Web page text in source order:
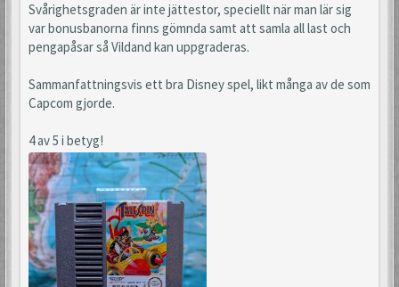
Svårighetsgraden är inte jättestor, speciellt när man lär sig
var bonusbanorna finns gömnda samt att samla all last och
pengapåsar så Vildand kan uppgraderas.
Sammanfattningsvis ett bra Disney spel, likt många av de som
Capcom gjorde.
4 av 5 i betyg!